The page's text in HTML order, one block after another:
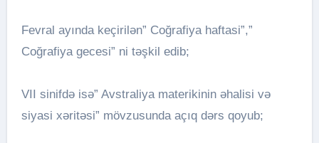
Fevral ayında keçirilən” Coğrafiya haftasi”,”
Coğrafiya gecesi” ni təşkil edib;
VII sinifdə isə” Avstraliya materikinin əhalisi və
siyasi xəritəsi” mövzusunda açıq dərs qoyub;